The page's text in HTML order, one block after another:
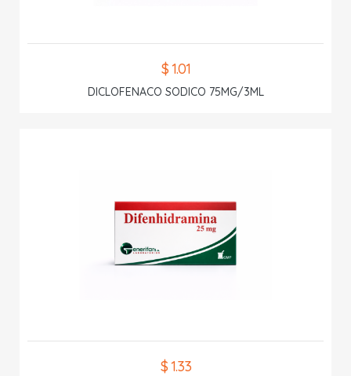
$ 1.01
DICLOFENACO SODICO 75MG/3ML
$ 1.33